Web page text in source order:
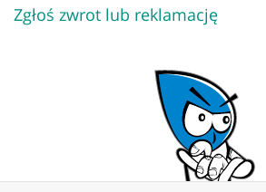
Zgłoś zwrot lub reklamację